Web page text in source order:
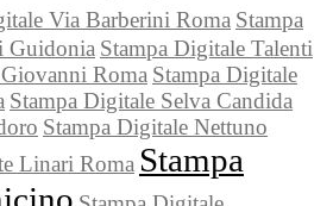
Via Barberini Roma Stampa
Guidonia Stampa Digitale Talenti
Roma Stampa Digitale
Stampa Digitale Selva Candida
Stampa Digitale Nettuno
Linari Roma Stampa